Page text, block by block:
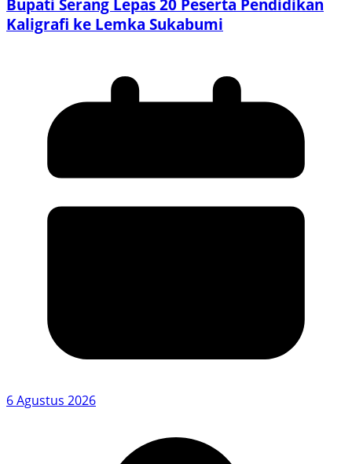
Bupati Serang Lepas 20 Peserta Pendidikan
Kaligrafi ke Lemka Sukabumi
6 Agustus 2026